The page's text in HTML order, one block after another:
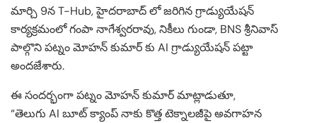
మార్చి 9న T-Hub, హైదరాబాద్ లో జరిగిన గ్రాడ్యుయేషన్
కార్యక్రమంలో గంపా నాగేశ్వరరావు, నికీలు గుండా, BNS శ్రీనివాస్
పాల్గొని పట్నం మోహన్ కుమార్ కు AI గ్రాడ్యుయేషన్ పట్టా
అందజేశారు.
ఈ సందర్భంగా పట్నం మోహన్ కుమార్ మాట్లాడుతూ,
“తెలుగు AI బూట్ క్యాంప్ నాకు కొత్త టెక్నాలజీపై అవగాహన